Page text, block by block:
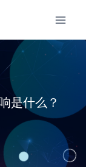
是什么？